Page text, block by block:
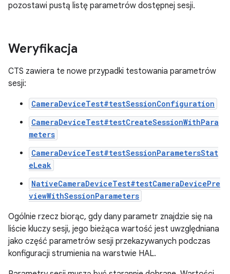
pozostawi pustą listę parametrów dostępnej sesji.
Weryfikacja
CTS zawiera te nowe przypadki testowania parametrów
sesji:
CameraDeviceTest#testSessionConfiguration
CameraDeviceTest#testCreateSessionWithPara
meters
CameraDeviceTest#testSessionParametersStat
eLeak
NativeCameraDeviceTest#testCameraDevicePre
viewWithSessionParameters
Ogólnie rzecz biorąc, gdy dany parametr znajdzie się na
liście kluczy sesji, jego bieżąca wartość jest uwzględniana
jako część parametrów sesji przekazywanych podczas
konfiguracji strumienia na warstwie HAL.